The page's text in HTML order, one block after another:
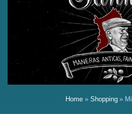
Home Shopping